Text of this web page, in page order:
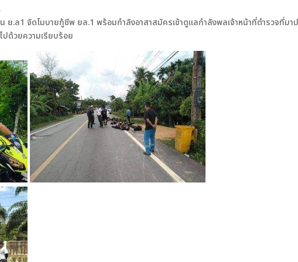
.ล1 จัดโมบายกู้ชีพ ยล.1 พร้อมกำลังอาสาสมัครเข้าดูแลกำลังพลเจ้าหน้าที่ตำรวจที่มาป
ด้วยความเรียบร้อย